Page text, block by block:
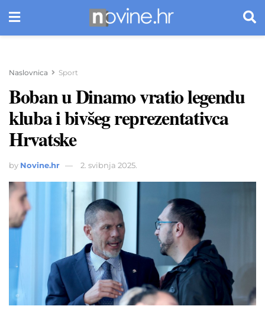
Naslovnica Sport
Boban u Dinamo vratio legendu
kluba i bivšeg reprezentativca
Hrvatske
by Novine.hr 2. svibnja 2025.